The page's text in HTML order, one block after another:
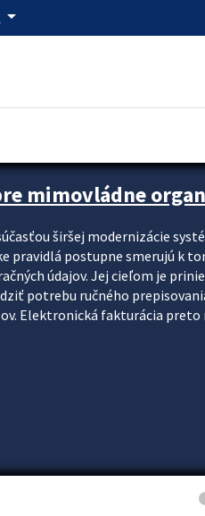
arrow_drop_down
mimovládne
širšej modernizácie
pravidlá postupne smerujú k
údajov. Jej cieľom je
potrebu ručného
Elektronická fakturácia preto